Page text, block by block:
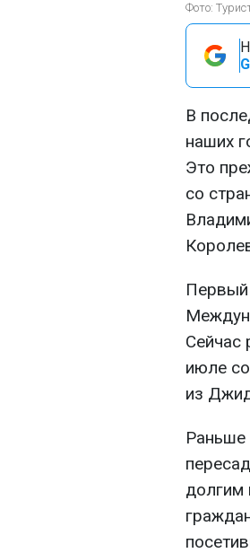
Фото:
В
наших
Это
со
Первый
Сейчас
июле
из
Раньше
долгим